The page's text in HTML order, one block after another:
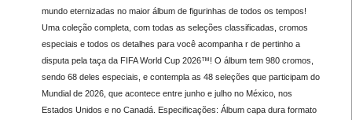
mundo eternizadas no maior álbum de figurinhas de todos os tempos!
Uma coleção completa, com todas as seleções classificadas, cromos
especiais e todos os detalhes para você acompanha r de pertinho a
disputa pela taça da FIFA World Cup 2026™! O álbum tem 980 cromos,
sendo 68 deles especiais, e contempla as 48 seleções que participam do
Mundial de 2026, que acontece entre junho e julho no México, nos
Estados Unidos e no Canadá. Especificações: Álbum capa dura formato